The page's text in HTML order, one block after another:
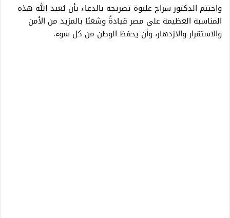
واختتم الدكتور سراج عليوة تصريحه بالدعاء بأن يُعيد الله هذه
المناسبة العظيمة على مصر قيادةً وشعبًا بالمزيد من الأمن
والاستقرار والازدهار، وأن يحفظ الوطن من كل سوء.